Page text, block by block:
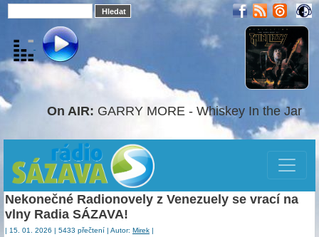
On AIR: GARRY MORE - Whiskey In the Jar
Nekonečné Radionovely z Venezuely se vrací na
vlny Radia SÁZAVA!
| 15. 01. 2026 | 5433 přečtení | Autor: Mirek |